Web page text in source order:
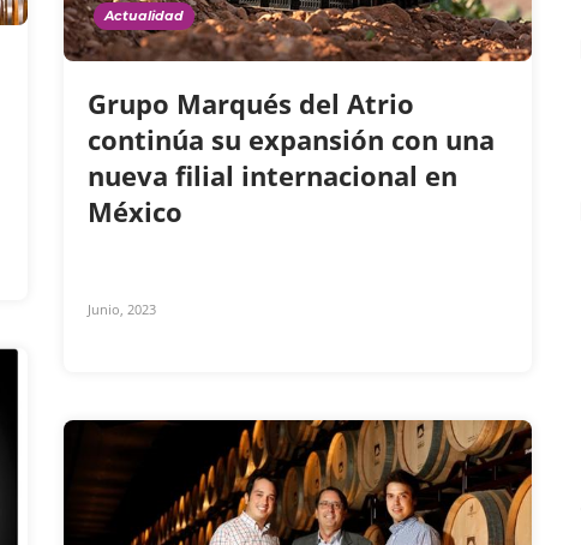
Actualidad
Grupo Marqués del Atrio
continúa su expansión con una
nueva filial internacional en
México
Junio, 2023